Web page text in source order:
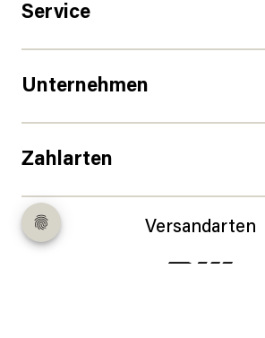
Service
Unternehmen
Zahlarten
Versandarten